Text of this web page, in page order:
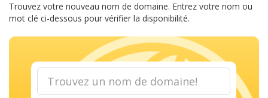
Trouvez votre nouveau nom de domaine. Entrez votre nom ou
mot clé ci-dessous pour vérifier la disponibilité.